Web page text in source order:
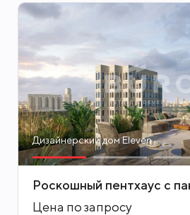
количеством окон (окна
ванных комнатах).
площадью 44 кв. м
обеспечивает большое
естественного света и
пространства в квартире.
Уникальное предложение
Eleven»- пентхаусы с
из панорамных окон
живописные виды на восток,
Дизайнерский дом Eleven
Роскошный пентхаус с
Цена по запросу